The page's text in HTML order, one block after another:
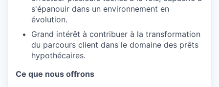
s'épanouir dans un environnement en
évolution.
Grand intérêt à contribuer à la transformation
du parcours client dans le domaine des prêts
hypothécaires.
Ce que nous offrons